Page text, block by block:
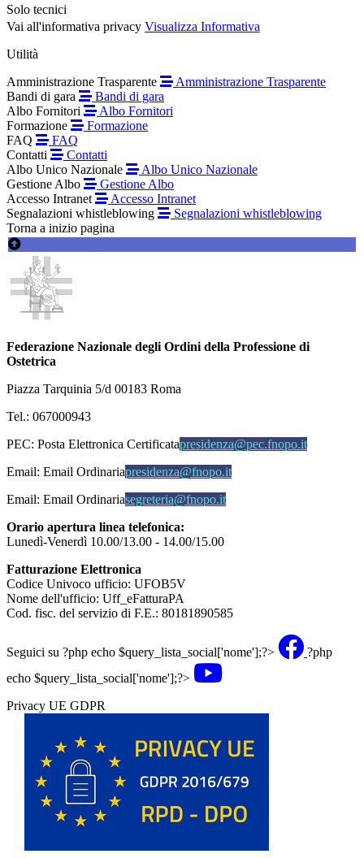
Solo tecnici
Vai all'informativa privacy Visualizza Informativa
Utilità
Amministrazione Trasparente
Amministrazione Trasparente
Bandi di gara
Bandi di gara
Albo Fornitori
Albo Fornitori
Formazione
Formazione
FAQ
FAQ
Contatti
Contatti
Albo Unico Nazionale
Albo Unico Nazionale
Gestione Albo
Gestione Albo
Accesso Intranet
Accesso Intranet
Segnalazioni whistleblowing
Segnalazioni whistleblowing
Torna a inizio pagina
Federazione Nazionale degli Ordini della Professione di
Ostetrica
Piazza Tarquinia 5/d 00183 Roma
Tel.: 067000943
PEC: Posta Elettronica Certificatapresidenza@pec.fnopo.it
Email: Email Ordinariapresidenza@fnopo.it
Email: Email Ordinariasegreteria@fnopo.it
Orario apertura linea telefonica:
Lunedì-Venerdì 10.00/13.00 - 14.00/15.00
Fatturazione Elettronica
Codice Univoco ufficio: UFOB5V
Nome dell'ufficio: Uff_eFatturaPA
Cod. fisc. del servizio di F.E.: 80181890585
Seguici su ?php echo $query_lista_social['nome'];?>
?php
echo $query_lista_social['nome'];?>
Privacy UE GDPR